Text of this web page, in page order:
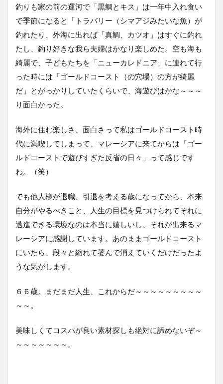
釣りも家の前の運河で「黒鯛とキス」は一年中入れ食い
で季節になると「トラバリー（シマアジみたいな魚）が
釣れたり、外海に出れば「真鯛、カツオ」はすぐに釣れ
たし、釣り好きな我ら夫婦はかなり楽しめた。空も海も
綺麗で、子どもたちを「ニューカレドニア」に連れて行
った時には「ゴールドコースト（の穴場）の方が綺麗
だ」とがっかりしていたくらいで、海遊びはかな～～～
り面白かった。
海外に住む楽しさ、面白さって私はゴールドコースト時
代に満喫してしまって、マレーシアに来てからは「ゴー
ルドコーストで遊びすぎた反省の日々」って感じです
わ。（笑）
でも他人様が退職、引退を考える歳になってから、本来
自分がやるべきこと、人生の目標を見つけられてそれに
邁進できる環境なのは本当に嬉しいし、それが出来るマ
レーシアに感謝しています。あのままゴールドコースト
にいたら、段々と縮れて萎んで消えていくだけだったよ
うな気がします。
６６歳。まだまだ人生、これからだ～～～～～～～～～
～～。
美味しくてコスパが良い素材探しも絶対に諦めないぞ～
～～～～～～～。